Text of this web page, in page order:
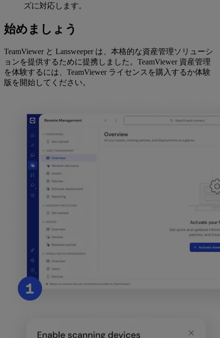
ズに対応します。
始めましょう
TeamViewer と Lansweeper は、本格的な資産管理ソリューシ
ョンを提供するために提携しました。TeamViewer 資産管理
を体験するには、TeamViewer ライセンスを購入するか体験
版を開始してください。